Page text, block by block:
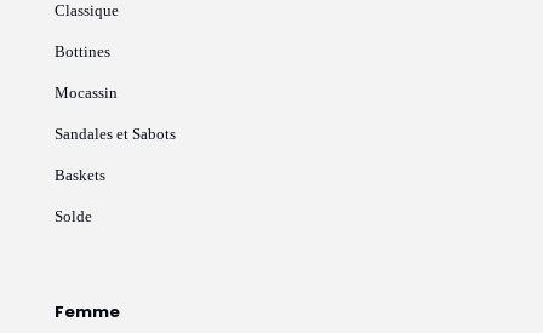
Classique
Bottines
Mocassin
Sandales et Sabots
Baskets
Solde
Femme